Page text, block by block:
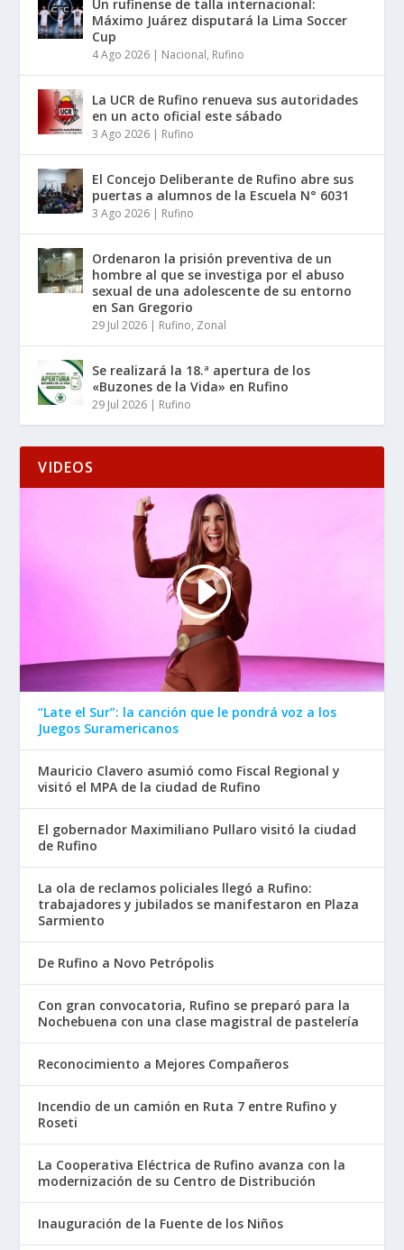
Un rufinense de talla internacional:
Máximo Juárez disputará la Lima Soccer
Cup
4 Ago 2026 | Nacional, Rufino
La UCR de Rufino renueva sus autoridades
en un acto oficial este sábado
3 Ago 2026 | Rufino
El Concejo Deliberante de Rufino abre sus
puertas a alumnos de la Escuela N° 6031
3 Ago 2026 | Rufino
Ordenaron la prisión preventiva de un
hombre al que se investiga por el abuso
sexual de una adolescente de su entorno
en San Gregorio
29 Jul 2026 | Rufino, Zonal
Se realizará la 18.ª apertura de los
«Buzones de la Vida» en Rufino
29 Jul 2026 | Rufino
VIDEOS
“Late el Sur”: la canción que le pondrá voz a los
Juegos Suramericanos
Mauricio Clavero asumió como Fiscal Regional y
visitó el MPA de la ciudad de Rufino
El gobernador Maximiliano Pullaro visitó la ciudad
de Rufino
La ola de reclamos policiales llegó a Rufino:
trabajadores y jubilados se manifestaron en Plaza
Sarmiento
De Rufino a Novo Petrópolis
Con gran convocatoria, Rufino se preparó para la
Nochebuena con una clase magistral de pastelería
Reconocimiento a Mejores Compañeros
Incendio de un camión en Ruta 7 entre Rufino y
Roseti
La Cooperativa Eléctrica de Rufino avanza con la
modernización de su Centro de Distribución
Inauguración de la Fuente de los Niños